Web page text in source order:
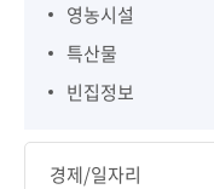
영농시설
특산물
빈집정보
경제/일자리